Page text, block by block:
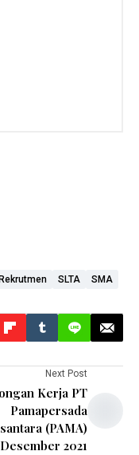
Rekrutmen SLTA SMA
Next Post
Kerja PT
Pamapersada
(PAMA)
Desember 2021